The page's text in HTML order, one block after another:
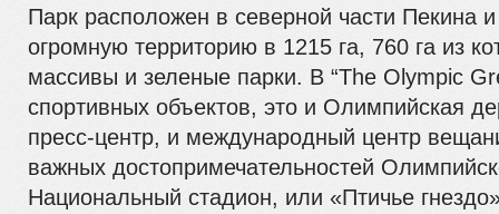
Парк расположен в северной части Пекина
огромную территорию в 1215 га, 760 га из
массивы и зеленые парки. В “The Olympic
спортивных объектов, это и Олимпийская
пресс-центр, и международный центр
важных достопримечательностей
Национальный стадион, или «Птичье